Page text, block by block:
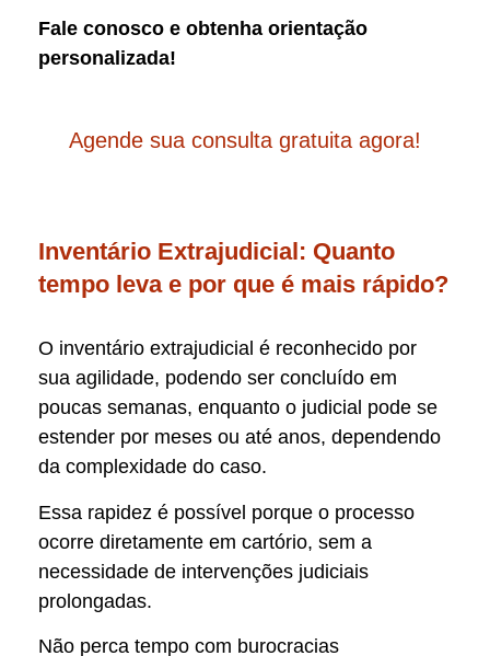
Fale conosco e obtenha orientação
personalizada!
Agende sua consulta gratuita agora!
Inventário Extrajudicial: Quanto
tempo leva e por que é mais rápido?
O inventário extrajudicial é reconhecido por
sua agilidade, podendo ser concluído em
poucas semanas, enquanto o judicial pode se
estender por meses ou até anos, dependendo
da complexidade do caso.
Essa rapidez é possível porque o processo
ocorre diretamente em cartório, sem a
necessidade de intervenções judiciais
prolongadas.
Não perca tempo com burocracias